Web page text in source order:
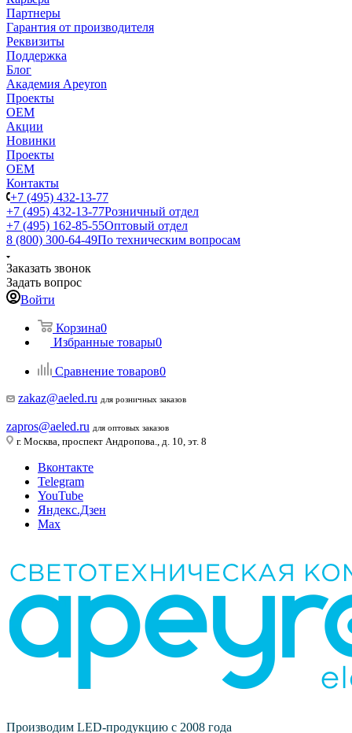
Партнеры
Гарантия от производителя
Реквизиты
Поддержка
Блог
Академия Apeyron
Проекты
ОЕМ
Акции
Новинки
Проекты
ОЕМ
Контакты
+7 (495) 432-13-77
+7 (495) 432-13-77Розничный отдел
+7 (495) 162-85-55Оптовый отдел
8 (800) 300-64-49По техническим вопросам
Заказать звонок
Задать вопрос
Войти
Корзина0
Избранные товары0
Сравнение товаров0
zakaz@aeled.ru для розничных заказов
zapros@aeled.ru для оптовых заказов
г. Москва, проспект Андропова., д. 10, эт. 8
Вконтакте
Telegram
YouTube
Яндекс.Дзен
Max
Производим LED-продукцию с 2008 года